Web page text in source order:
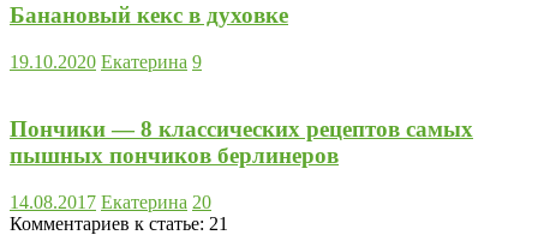
Банановый кекс в духовке
19.10.2020 Екатерина 9
Пончики — 8 классических рецептов самых
пышных пончиков берлинеров
14.08.2017 Екатерина 20
Комментариев к статье: 21